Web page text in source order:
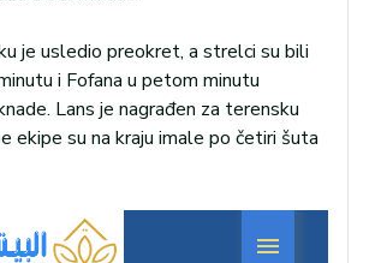
je usledio preokret, a strelci su bili
i Fofana u petom minutu
Lans je nagrađen za terensku
ekipe su na kraju imale po četiri šuta